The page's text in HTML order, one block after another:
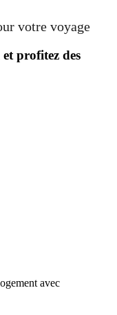
votre voyage
profitez des
avec